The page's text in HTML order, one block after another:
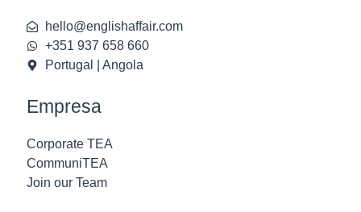
hello@englishaffair.com
+351 937 658 660
Portugal | Angola
Empresa
Corporate TEA
CommuniTEA
Join our Team